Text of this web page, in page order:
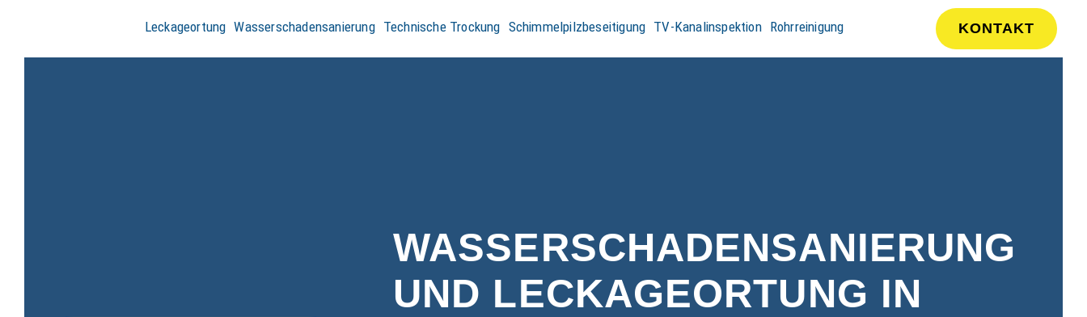
Leckageortung Wasserschadensanierung Technische Trockung Schimmelpilzbeseitigung TV-Kanalinspektion Rohrreinigung KONTAKT
WASSERSCHADENSANIERUNG
UND LECKAGEORTUNG IN